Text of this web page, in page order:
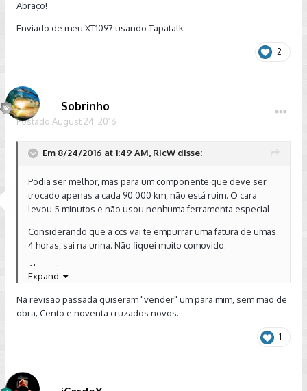
Abraço!
Enviado de meu XT1097 usando Tapatalk
2
Sobrinho
Postado August 24, 2016
Em 8/24/2016 at 1:49 AM, RicW disse:
Podia ser melhor, mas para um componente que deve ser
trocado apenas a cada 90.000 km, não está ruim. O cara
levou 5 minutos e não usou nenhuma ferramenta especial.
Considerando que a ccs vai te empurrar uma fatura de umas
4 horas, sai na urina. Não fiquei muito comovido.
Abraço!
Expand
Na revisão passada quiseram "vender" um para mim, sem mão de
obra; Cento e noventa cruzados novos.
1